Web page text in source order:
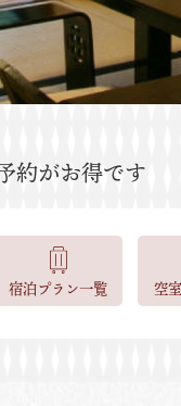
宿泊プラン一覧 空